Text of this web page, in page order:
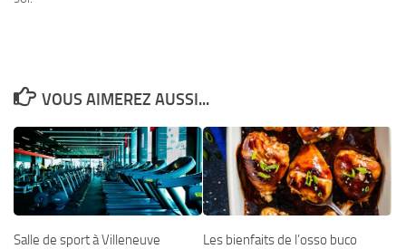
VOUS AIMEREZ AUSSI...
Salle de sport à Villeneuve Les bienfaits de l’osso buco